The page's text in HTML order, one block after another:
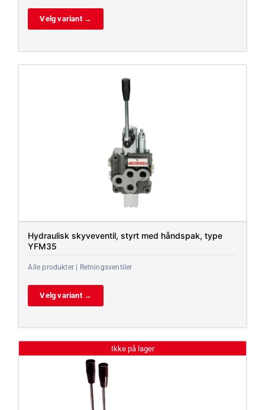
Velg variant →
Hydraulisk skyveventil, styrt med håndspak, type
YFM35
Alle produkter | Retningsventiler
Velg variant →
Ikke på lager